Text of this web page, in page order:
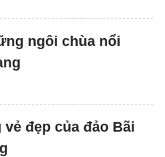
ngôi chùa nổi
đẹp của đảo Bãi